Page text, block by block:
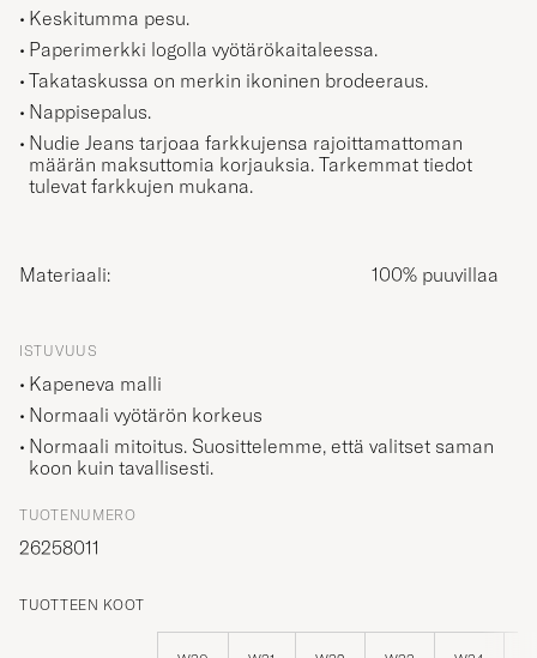
Keskitumma pesu.
Paperimerkki logolla vyötärökaitaleessa.
Takataskussa on merkin ikoninen brodeeraus.
Nappisepalus.
Nudie Jeans tarjoaa farkkujensa rajoittamattoman
määrän maksuttomia korjauksia. Tarkemmat tiedot
tulevat farkkujen mukana.
Materiaali: 100% puuvillaa
ISTUVUUS
Kapeneva malli
Normaali vyötärön korkeus
Normaali mitoitus. Suosittelemme, että valitset saman
koon kuin tavallisesti.
TUOTENUMERO
26258011
TUOTTEEN KOOT